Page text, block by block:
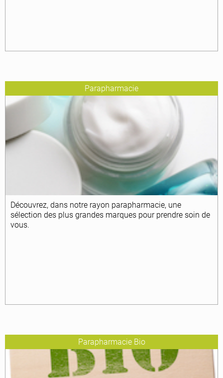
Parapharmacie
Découvrez, dans notre rayon parapharmacie, une
sélection des plus grandes marques pour prendre soin de
vous.
Parapharmacie Bio